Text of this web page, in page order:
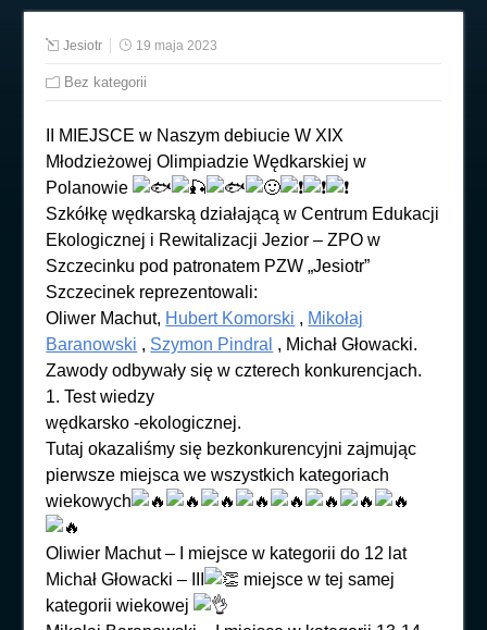
Jesiotr 19 maja 2023
Bez kategorii
II MIEJSCE w Naszym debiucie W XIX
Młodzieżowej Olimpiadzie Wędkarskiej w
Polanowie
Szkółkę wędkarską działającą w Centrum Edukacji
Ekologicznej i Rewitalizacji Jezior – ZPO w
Szczecinku pod patronatem PZW „Jesiotr”
Szczecinek reprezentowali:
Oliwer Machut, Hubert Komorski , Mikołaj
Baranowski , Szymon Pindral , Michał Głowacki.
Zawody odbywały się w czterech konkurencjach.
1. Test wiedzy
wędkarsko -ekologicznej.
Tutaj okazaliśmy się bezkonkurencyjni zajmując
pierwsze miejsca we wszystkich kategoriach
wiekowych
Oliwier Machut – I miejsce w kategorii do 12 lat
Michał Głowacki – III
miejsce w tej samej
kategorii wiekowej